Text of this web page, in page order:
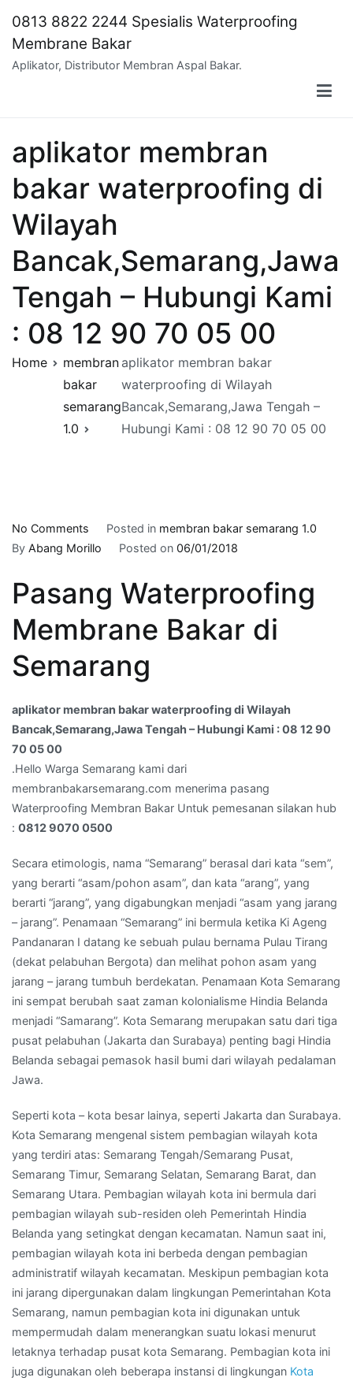
content
0813 8822 2244 Spesialis Waterproofing
Membrane Bakar
Aplikator, Distributor Membran Aspal Bakar.
aplikator membran
bakar waterproofing di
Wilayah
Bancak,Semarang,Jawa
Tengah – Hubungi Kami
: 08 12 90 70 05 00
Home
membran
bakar
semarang
1.0
aplikator membran bakar
waterproofing di Wilayah
Bancak,Semarang,Jawa Tengah –
Hubungi Kami : 08 12 90 70 05 00
No Comments
aplikator
bakar
waterproofing
di
Bancak,Semarang,Jawa
–
Hubungi
:
08
12
90
05
00
Posted in membran bakar semarang 1.0
By Abang Morillo Posted on 06/01/2018
Pasang Waterproofing
Membrane Bakar di
Semarang
aplikator membran bakar waterproofing di Wilayah
Bancak,Semarang,Jawa Tengah – Hubungi Kami : 08 12 90
70 05 00
.Hello Warga Semarang kami dari
membranbakarsemarang.com menerima pasang
Waterproofing Membran Bakar Untuk pemesanan silakan hub
: 0812 9070 0500
Secara etimologis, nama “Semarang” berasal dari kata “sem”,
yang berarti “asam/pohon asam”, dan kata “arang”, yang
berarti “jarang”, yang digabungkan menjadi “asam yang jarang
– jarang”. Penamaan “Semarang” ini bermula ketika Ki Ageng
Pandanaran I datang ke sebuah pulau bernama Pulau Tirang
(dekat pelabuhan Bergota) dan melihat pohon asam yang
jarang – jarang tumbuh berdekatan. Penamaan Kota Semarang
ini sempat berubah saat zaman kolonialisme Hindia Belanda
menjadi “Samarang”. Kota Semarang merupakan satu dari tiga
pusat pelabuhan (Jakarta dan Surabaya) penting bagi Hindia
Belanda sebagai pemasok hasil bumi dari wilayah pedalaman
Jawa.
Seperti kota – kota besar lainya, seperti Jakarta dan Surabaya.
Kota Semarang mengenal sistem pembagian wilayah kota
yang terdiri atas: Semarang Tengah/Semarang Pusat,
Semarang Timur, Semarang Selatan, Semarang Barat, dan
Semarang Utara. Pembagian wilayah kota ini bermula dari
pembagian wilayah sub-residen oleh Pemerintah Hindia
Belanda yang setingkat dengan kecamatan. Namun saat ini,
pembagian wilayah kota ini berbeda dengan pembagian
administratif wilayah kecamatan. Meskipun pembagian kota
ini jarang dipergunakan dalam lingkungan Pemerintahan Kota
Semarang, namun pembagian kota ini digunakan untuk
mempermudah dalam menerangkan suatu lokasi menurut
letaknya terhadap pusat kota Semarang. Pembagian kota ini
juga digunakan oleh beberapa instansi di lingkungan Kota